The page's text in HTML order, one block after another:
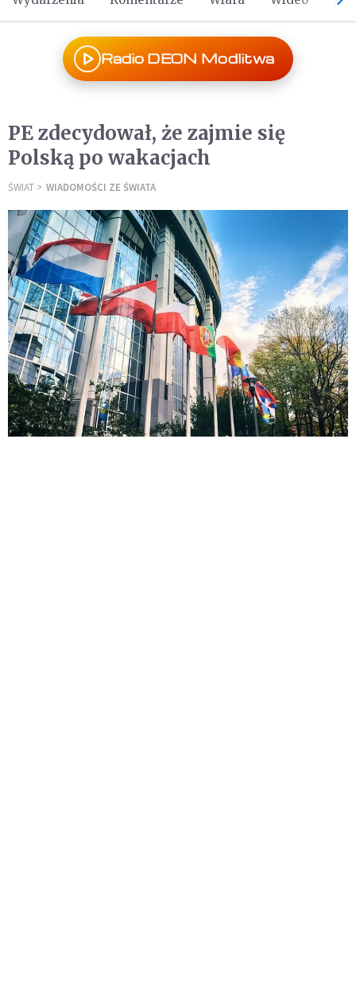
Radio DEON Modlitwa
PE zdecydował, że zajmie się
Polską po wakacjach
ŚWIAT WIADOMOŚCI ZE ŚWIATA